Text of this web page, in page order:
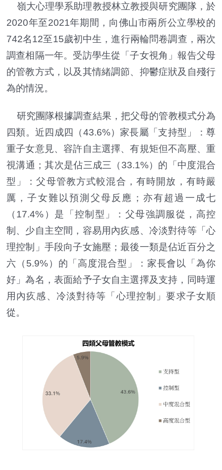
嶺大心理學系助理教授林立教授與研究團隊，於
2020年至2021年期間，向佛山市兩所公立學校的
742名12至15歲初中生，進行兩輪問卷調查，兩次
調查相隔一年。受訪學生從「子女視角」報告父母
的管教方式，以及其情緒調節、抑鬱症狀及自殘行
為的情況。
研究團隊根據調查結果，把父母的管教模式分為
四類。近四成四（43.6%）家長屬「支持型」：尊
重子女意見、容許自主選擇、有規矩但不高壓、重
視溝通；其次是佔三成三（33.1%）的「中度混合
型」：父母管教方式較混合，有時開放，有時嚴
厲，子女難以預測父母反應；亦有超過一成七
（17.4%）是「控制型」：父母強調服從，高控
制、少自主空間，容易用內疚感、冷淡對待等「心
理控制」手段向子女施壓；最後一類是佔近百分之
六（5.9%）的「高度混合型」：家長會以「為你
好」為名，表面給予子女自主選擇及支持，同時運
用內疚感、冷淡對待等「心理控制」要求子女順
從。